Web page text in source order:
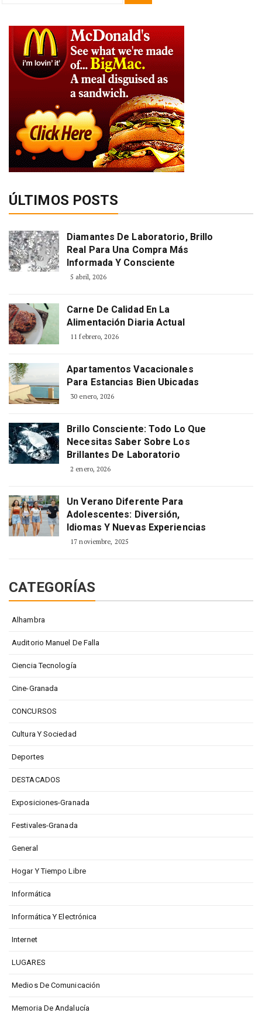
ÚLTIMOS POSTS
Diamantes De Laboratorio, Brillo
Real Para Una Compra Más
Informada Y Consciente
5 abril, 2026
Carne De Calidad En La
Alimentación Diaria Actual
11 febrero, 2026
Apartamentos Vacacionales
Para Estancias Bien Ubicadas
30 enero, 2026
Brillo Consciente: Todo Lo Que
Necesitas Saber Sobre Los
Brillantes De Laboratorio
2 enero, 2026
Un Verano Diferente Para
Adolescentes: Diversión,
Idiomas Y Nuevas Experiencias
17 noviembre, 2025
CATEGORÍAS
Alhambra
Auditorio Manuel De Falla
Ciencia Tecnología
Cine-Granada
CONCURSOS
Cultura Y Sociedad
Deportes
DESTACADOS
Exposiciones-Granada
Festivales-Granada
General
Hogar Y Tiempo Libre
Informática
Informática Y Electrónica
Internet
LUGARES
Medios De Comunicación
Memoria De Andalucía